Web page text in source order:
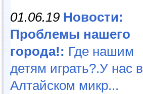
01.06.19 Новости:
Проблемы нашего
города!: Где нашим
детям играть?.У нас в
Алтайском микр...